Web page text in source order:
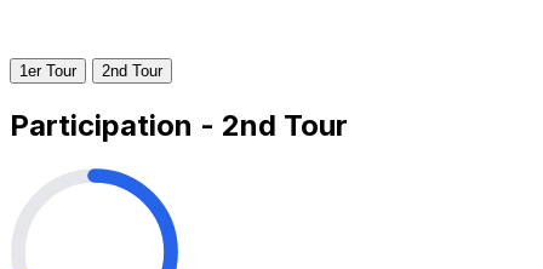
1er Tour 2nd Tour
Participation - 2nd Tour